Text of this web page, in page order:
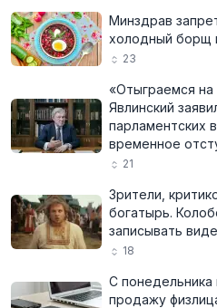
Минздрав
холодный борщ
23
«Отыграемся на
Явлинский
парламентских
временное
21
Зрители,
богатырь.
записывать
18
С понедельника
продажу